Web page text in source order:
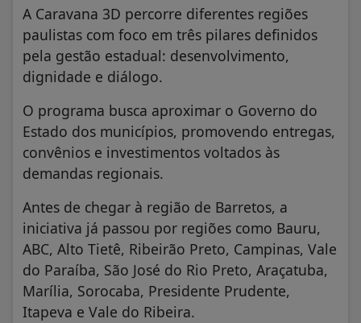
A Caravana 3D percorre diferentes regiões
paulistas com foco em três pilares definidos
pela gestão estadual: desenvolvimento,
dignidade e diálogo.
O programa busca aproximar o Governo do
Estado dos municípios, promovendo entregas,
convênios e investimentos voltados às
demandas regionais.
Antes de chegar à região de Barretos, a
iniciativa já passou por regiões como Bauru,
ABC, Alto Tietê, Ribeirão Preto, Campinas, Vale
do Paraíba, São José do Rio Preto, Araçatuba,
Marília, Sorocaba, Presidente Prudente,
Itapeva e Vale do Ribeira.